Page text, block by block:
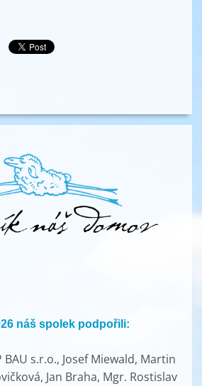
náš spolek podpořili:
s.r.o., Josef Miewald, Martin
Jan Braha, Mgr. Rostislav